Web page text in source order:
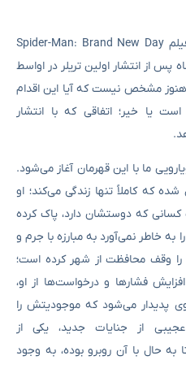
سونی پیکچرز پوستر جدیدی برای فیلم Spider-Man: Brand New Day
پس از انتشار اولین تریلر در اواسط
مشخص نیست که آیا این اقدام
یا خیر؛ اتفاقی که با انتشار
ما با این قهرمان آغاز می‌شود.
شده که کاملاً تنها زندگی می‌کند؛ او
کسانی که دوستشان دارد، پاک کرده
به خاطر نمی‌آورد به مبارزه با جرم و
را وقف محافظت از شهر کرده است؛
فشارها و درخواست‌ها از او،
وی پدیدار می‌شود که موجودیتش را
از جنایات جدید، یکی از
به حال با آن روبرو بوده، به وجود